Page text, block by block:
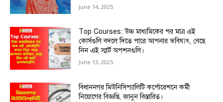
June 14, 2025
Top Courses: উচ্চ মাধ্যমিকের পর মাত্র এই
কোর্সগুলি বদলে দিতে পারে আপনার ভবিষ্যৎ, বেছে
নিন এই স্মার্ট অপশনগুলি।
June 13, 2025
বিধাননগর মিউনিসিপ্যালিটি কর্পোরেশনে কর্মী
নিয়োগের বিজ্ঞপ্তি, জানুন বিস্তারিত।